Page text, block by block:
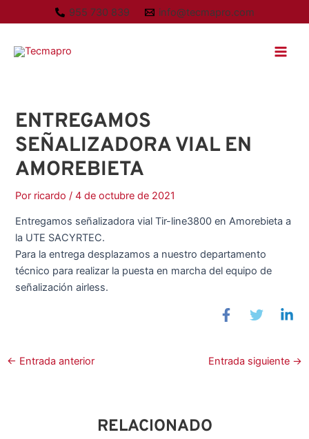
al
955 730 839 info@tecmapro.com
ENTREGAMOS
SEÑALIZADORA VIAL EN
AMOREBIETA
Por ricardo/4 de octubre de 2021
Entregamos señalizadora vial Tir-line3800 en Amorebieta a
la UTE SACYRTEC.
Para la entrega desplazamos a nuestro departamento
técnico para realizar la puesta en marcha del equipo de
señalización airless.
← Entrada anterior Entrada siguiente →
RELACIONADO
c
o
s